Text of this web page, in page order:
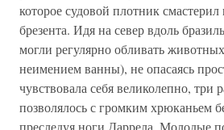
которое судовой плотник смастерил
брезента. Идя на север вдоль
могли регулярно обливать
неимением ванны), не опасаясь
чувствовала себя великолепно, три
позволялось с громким хрюканьем
преследуя ноги Даррела. Молодые